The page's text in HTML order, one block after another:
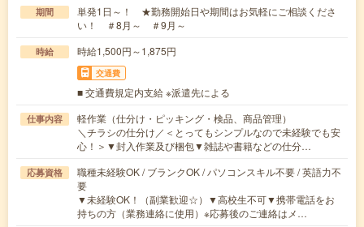
期間
単発1日～！ ★勤務開始日や期間はお気軽にご相談くださ
い！ ＃8月～ ＃9月～
時給 時給1,500円～1,875円
交通費
■ 交通費規定内支給 ※派遣先による
仕事内容
軽作業（仕分け・ピッキング・検品、商品管理）
＼チラシの仕分け／＜とってもシンプルなので未経験でも安
心！＞▼封入作業及び梱包▼雑誌や書籍などの仕分…
応募資格
職種未経験OK / ブランクOK / パソコンスキル不要 / 英語力不
要
▼未経験OK！（副業歓迎☆）▼高校生不可▼携帯電話をお
持ちの方（業務連絡に使用）※応募後のご連絡はメ…